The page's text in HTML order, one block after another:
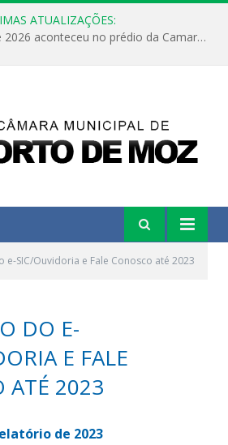
ATUALIZAÇÕES:
No dia 15 de junho de 2026 aconteceu no prédio da Camara Municipal de Porto de Moz /Pará a Sessão Ordinária
e-SIC/Ouvidoria e Fale Conosco até 2023
DO E-
E FALE
ATÉ 2023
de 2023